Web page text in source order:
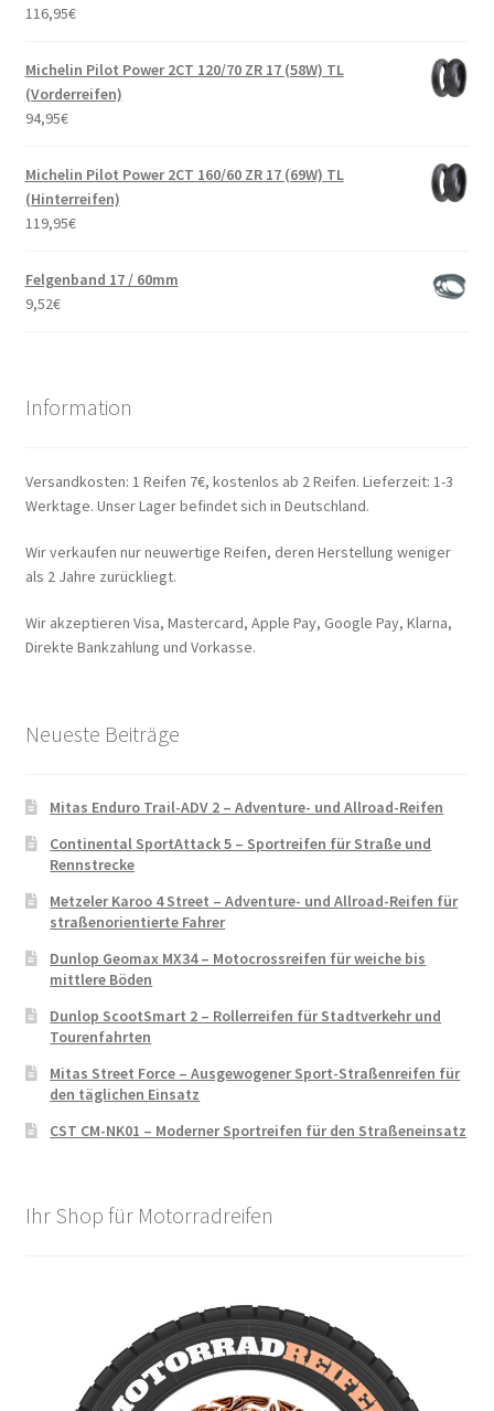
116,95€
Michelin Pilot Power 2CT 120/70 ZR 17 (58W) TL
(Vorderreifen)
94,95€
Michelin Pilot Power 2CT 160/60 ZR 17 (69W) TL
(Hinterreifen)
119,95€
Felgenband 17 / 60mm
9,52€
Information
Versandkosten: 1 Reifen 7€, kostenlos ab 2 Reifen. Lieferzeit: 1-3
Werktage. Unser Lager befindet sich in Deutschland.
Wir verkaufen nur neuwertige Reifen, deren Herstellung weniger
als 2 Jahre zurückliegt.
Wir akzeptieren Visa, Mastercard, Apple Pay, Google Pay, Klarna,
Direkte Bankzahlung und Vorkasse.
Neueste Beiträge
Mitas Enduro Trail-ADV 2 – Adventure- und Allroad-Reifen
Continental SportAttack 5 – Sportreifen für Straße und
Rennstrecke
Metzeler Karoo 4 Street – Adventure- und Allroad-Reifen für
straßenorientierte Fahrer
Dunlop Geomax MX34 – Motocrossreifen für weiche bis
mittlere Böden
Dunlop ScootSmart 2 – Rollerreifen für Stadtverkehr und
Tourenfahrten
Mitas Street Force – Ausgewogener Sport-Straßenreifen für
den täglichen Einsatz
CST CM-NK01 – Moderner Sportreifen für den Straßeneinsatz
Ihr Shop für Motorradreifen